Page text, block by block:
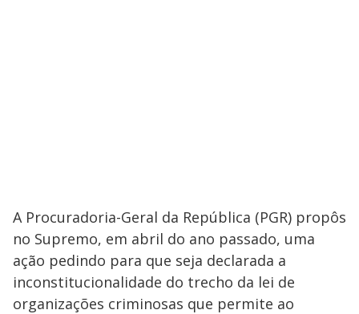
A Procuradoria-Geral da República (PGR) propôs
no Supremo, em abril do ano passado, uma
ação pedindo para que seja declarada a
inconstitucionalidade do trecho da lei de
organizações criminosas que permite ao